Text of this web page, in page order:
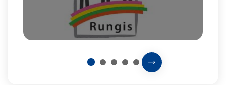
régulièrement aux activités de la Ville ...
Prochaine slide
1 2 3 4 5